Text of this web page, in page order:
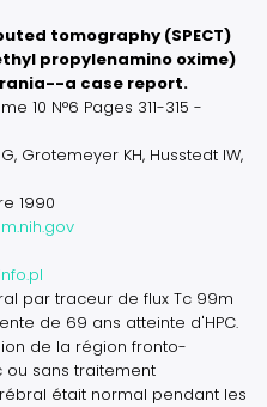
tomography (SPECT)
propylenamino oxime)
a case report.
10 N°6 Pages 311-315 -
Grotemeyer KH, Husstedt IW,
1990
par traceur de flux Tc 99m
de 69 ans atteinte d'HPC.
de la région fronto-
sans traitement
était normal pendant les